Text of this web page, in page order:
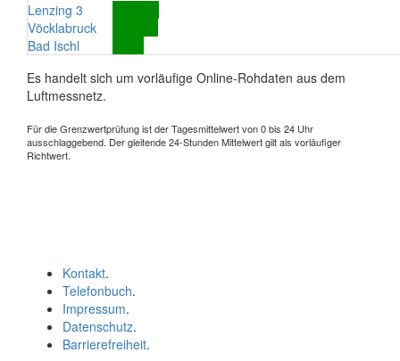
Lenzing 3
Vöcklabruck
Bad Ischl
Es handelt sich um vorläufige Online-Rohdaten aus dem
Luftmessnetz.
Für die Grenzwertprüfung ist der Tagesmittelwert von 0 bis 24 Uhr
ausschlaggebend. Der gleitende 24-Stunden Mittelwert gilt als vorläufiger
Richtwert.
Kontakt.
Telefonbuch.
Impressum.
Datenschutz.
Barrierefreiheit.